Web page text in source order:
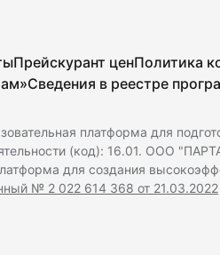
Прейскурант ценПолитика
Сведения в реестре
платформа для
(код): 16.01. ООО
для создания
№ 2 022 614 368 от 21.03.2022